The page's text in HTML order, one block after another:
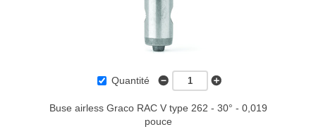
Quantité
Buse airless Graco RAC V type 262 - 30° - 0,019
pouce